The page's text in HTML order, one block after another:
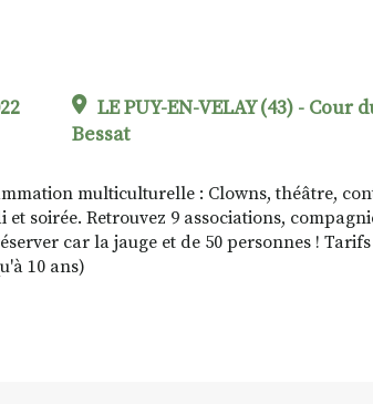
LE PUY-EN-VELAY (43) - Cour
Bessat
multiculturelle : Clowns, théâtre,
soirée. Retrouvez 9 associations,
car la jauge et de 50 personnes !
10 ans)